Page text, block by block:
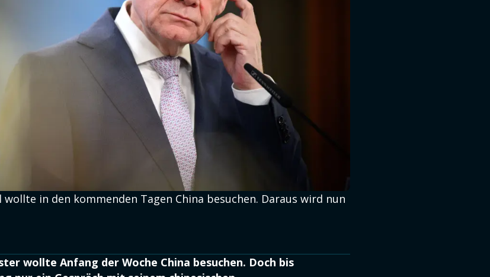
in den kommenden Tagen China besuchen. Daraus wird nun
wollte Anfang der Woche China besuchen. Doch bis